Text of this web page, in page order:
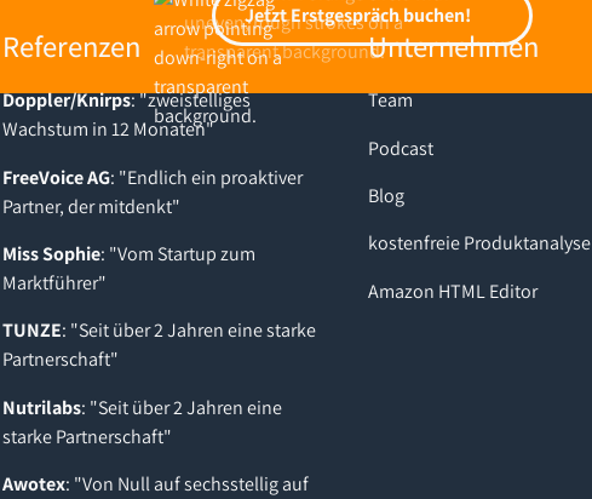
Jetzt Erstgespräch buchen!
Jetzt Erstgespräch buchen!
Referenzen
Doppler/Knirps: "zweistelliges
Wachstum in 12 Monaten"
FreeVoice AG: "Endlich ein proaktiver
Partner, der mitdenkt"
Miss Sophie: "Vom Startup zum
Marktführer"
TUNZE: "Seit über 2 Jahren eine starke
Partnerschaft"
Nutrilabs: "Seit über 2 Jahren eine
starke Partnerschaft"
Awotex: "Von Null auf sechsstellig auf
Unternehmen
Team
Podcast
Blog
kostenfreie Produktanalyse
Amazon HTML Editor